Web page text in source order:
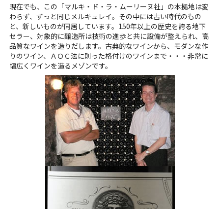
現在でも、この「マルキ・ド・ラ・ムーリーヌ社」の本拠地は変
わらず、ずっと同じメルキュレイ。その中には古い時代のもの
と、新しいものが同居しています。150年以上の歴史を誇る地下
セラー、対象的に醸造所は技術の進歩と共に設備が整えられ、高
品質なワインを造りだします。古典的なワインから、モダンな作
りのワイン、ＡＯＣ法に則った格付けのワインまで・・・非常に
幅広くワインを造るメゾンです。